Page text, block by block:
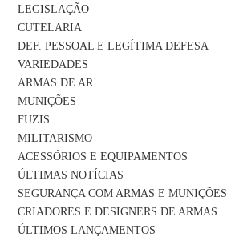
LEGISLAÇÃO
CUTELARIA
DEF. PESSOAL E LEGÍTIMA DEFESA
VARIEDADES
ARMAS DE AR
MUNIÇÕES
FUZIS
MILITARISMO
ACESSÓRIOS E EQUIPAMENTOS
ÚLTIMAS NOTÍCIAS
SEGURANÇA COM ARMAS E MUNIÇÕES
CRIADORES E DESIGNERS DE ARMAS
ÚLTIMOS LANÇAMENTOS